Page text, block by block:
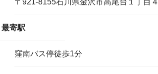
〒 921-8155石川県金沢市高尾台１丁目
最寄駅
窪南バス停徒歩1分